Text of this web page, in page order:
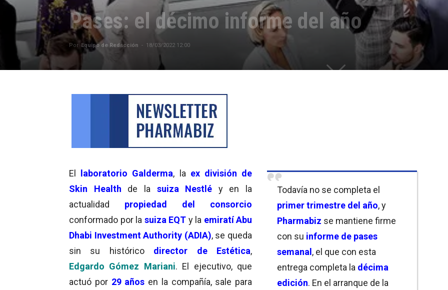
Pases: el décimo informe del año
Por Equipo de Redacción - 18/03/2022 12:00
Todavía no se completa el
primer trimestre del año, y
Pharmabiz se mantiene firme
con su informe de pases
semanal, el que con esta
entrega completa la décima
edición. En el arranque de la
El laboratorio Galderma, la ex división de
Skin Health de la suiza Nestlé
y en la
actualidad
propiedad del consorcio
conformado por la suiza EQT y la emiratí Abu
Dhabi Investment Authority (ADIA), se queda
sin su histórico director de Estética,
Edgardo Gómez Mariani. El ejecutivo, que
actuó por 29 años en la compañía, sale para